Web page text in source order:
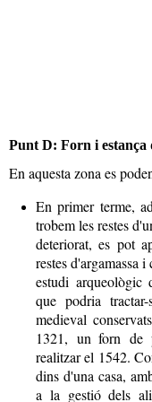
Punt D: Forn i estança
En aquesta zona es
En primer terme,
trobem les restes
deteriorat, es pot
restes d'argamassa
estudi arqueològic
que podria
medieval
1321, un forn de
realitzar el 1542.
dins d'una casa,
a la gestió dels